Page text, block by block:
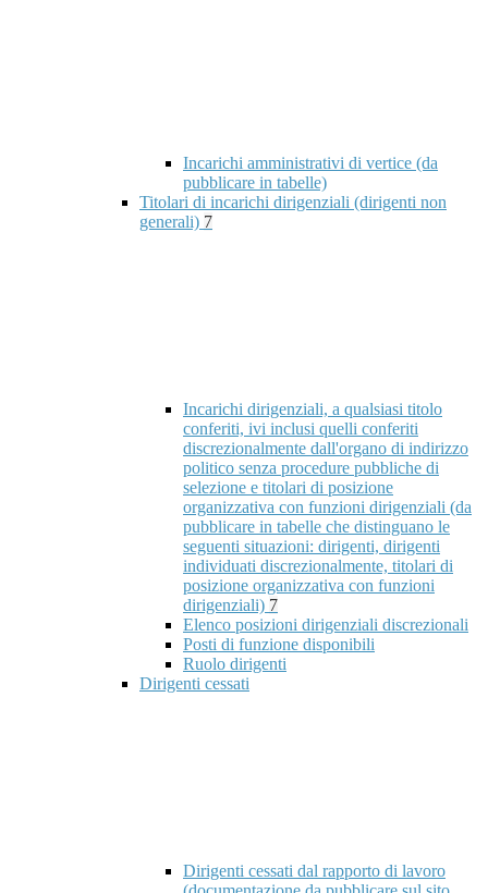
Incarichi amministrativi di vertice (da
pubblicare in tabelle)
Titolari di incarichi dirigenziali (dirigenti non
generali) 7
Incarichi dirigenziali, a qualsiasi titolo
conferiti, ivi inclusi quelli conferiti
discrezionalmente dall'organo di indirizzo
politico senza procedure pubbliche di
selezione e titolari di posizione
organizzativa con funzioni dirigenziali (da
pubblicare in tabelle che distinguano le
seguenti situazioni: dirigenti, dirigenti
individuati discrezionalmente, titolari di
posizione organizzativa con funzioni
dirigenziali) 7
Elenco posizioni dirigenziali discrezionali
Posti di funzione disponibili
Ruolo dirigenti
Dirigenti cessati
Dirigenti cessati dal rapporto di lavoro